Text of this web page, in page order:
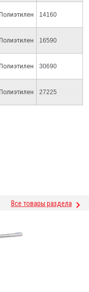
Полиэтилен 14160
Полиэтилен 16590
Полиэтилен 30690
Полиэтилен 27225
Все товары раздела